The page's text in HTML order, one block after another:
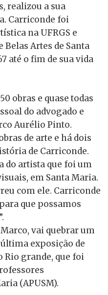
realizou a sua
Carriconde foi
na UFRGS e
Belas Artes de Santa
até o fim de sua vida
obras e quase todas
do advogado e
Aurélio Pinto.
de arte e há dois
de Carriconde.
do artista que foi um
em Santa Maria.
com ele. Carriconde
que possamos
vai quebrar um
exposição de
Rio grande, que foi
(APUSM).